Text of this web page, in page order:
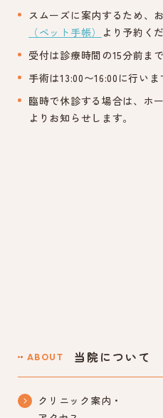
スムーズに案内するため、
（ペット手帳）
より予約く
受付は診療時間の15分前ま
手術は13:00〜16:00に行いま
臨時で休診する場合は、ホ
よりお知らせします。
ABOUT 当院について
クリニック案内・